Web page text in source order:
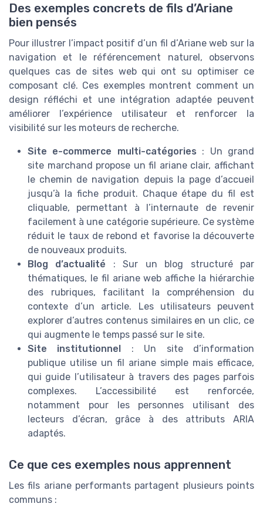
Des exemples concrets de fils d’Ariane
bien pensés
Pour illustrer l’impact positif d’un fil d’Ariane web sur la
navigation et le référencement naturel, observons
quelques cas de sites web qui ont su optimiser ce
composant clé. Ces exemples montrent comment un
design réfléchi et une intégration adaptée peuvent
améliorer l’expérience utilisateur et renforcer la
visibilité sur les moteurs de recherche.
Site e-commerce multi-catégories : Un grand
site marchand propose un fil ariane clair, affichant
le chemin de navigation depuis la page d’accueil
jusqu’à la fiche produit. Chaque étape du fil est
cliquable, permettant à l’internaute de revenir
facilement à une catégorie supérieure. Ce système
réduit le taux de rebond et favorise la découverte
de nouveaux produits.
Blog d’actualité : Sur un blog structuré par
thématiques, le fil ariane web affiche la hiérarchie
des rubriques, facilitant la compréhension du
contexte d’un article. Les utilisateurs peuvent
explorer d’autres contenus similaires en un clic, ce
qui augmente le temps passé sur le site.
Site institutionnel : Un site d’information
publique utilise un fil ariane simple mais efficace,
qui guide l’utilisateur à travers des pages parfois
complexes. L’accessibilité est renforcée,
notamment pour les personnes utilisant des
lecteurs d’écran, grâce à des attributs ARIA
adaptés.
Ce que ces exemples nous apprennent
Les fils ariane performants partagent plusieurs points
communs :